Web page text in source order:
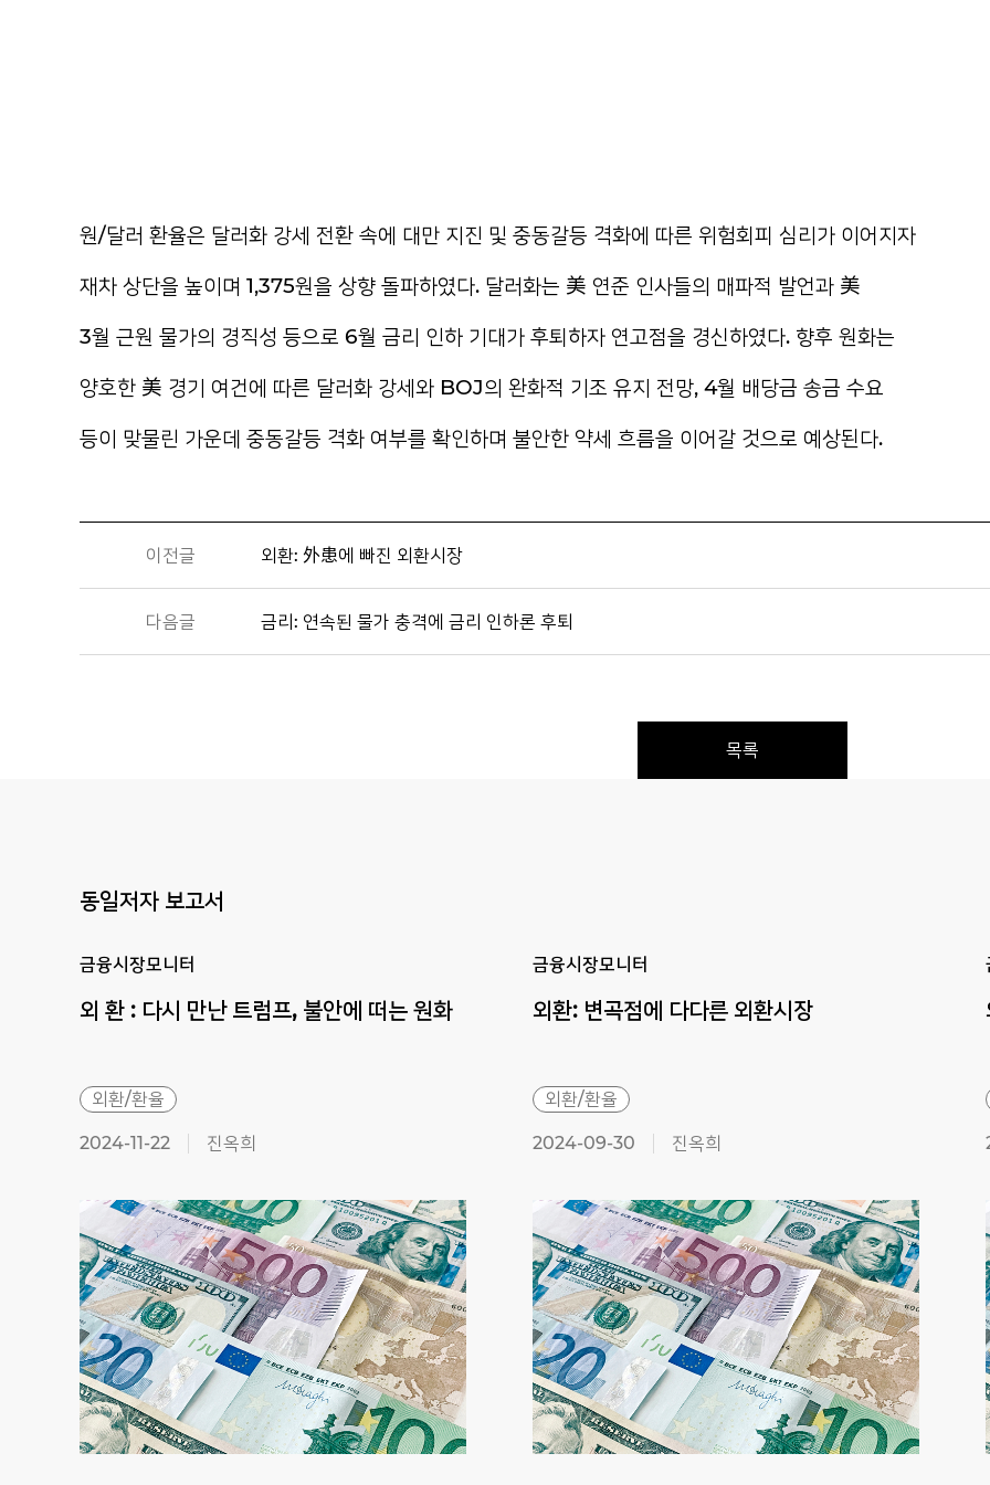
원/달러 환율은 달러화 강세 전환 속에 대만 지진 및 중동갈등 격화에 따른 위험회피 심리가 이어지자
재차 상단을 높이며 1,375원을 상향 돌파하였다. 달러화는 美 연준 인사들의 매파적 발언과 美
3월 근원 물가의 경직성 등으로 6월 금리 인하 기대가 후퇴하자 연고점을 경신하였다. 향후 원화는
양호한 美 경기 여건에 따른 달러화 강세와 BOJ의 완화적 기조 유지 전망, 4월 배당금 송금 수요
등이 맞물린 가운데 중동갈등 격화 여부를 확인하며 불안한 약세 흐름을 이어갈 것으로 예상된다.
이전글 외환: 外患에 빠진 외환시장
다음글 금리: 연속된 물가 충격에 금리 인하론 후퇴
목록
동일저자 보고서
금융시장모니터
외 환 : 다시 만난 트럼프, 불안에 떠는 원화
외환/환율
2024-11-22 진옥희
금융시장모니터
외환: 변곡점에 다다른 외환시장
외환/환율
2024-09-30 진옥희